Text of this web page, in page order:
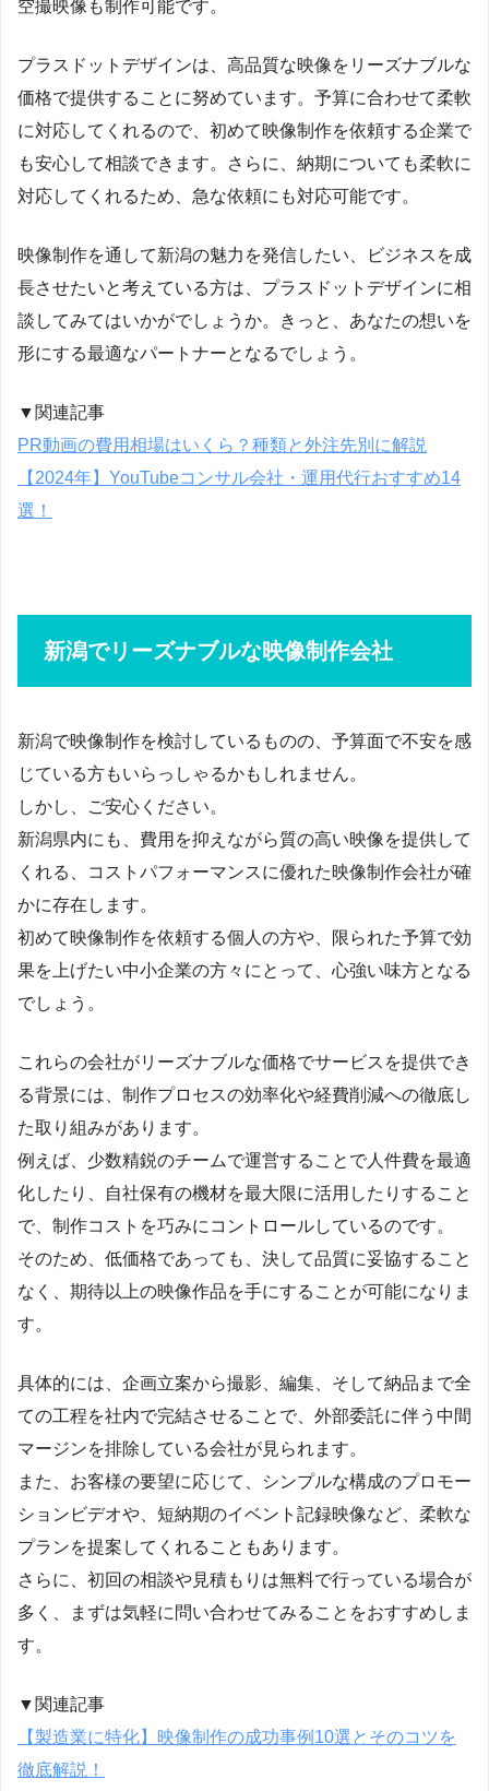
空撮映像も制作可能です。
プラスドットデザインは、高品質な映像をリーズナブルな
価格で提供することに努めています。予算に合わせて柔軟
に対応してくれるので、初めて映像制作を依頼する企業で
も安心して相談できます。さらに、納期についても柔軟に
対応してくれるため、急な依頼にも対応可能です。
映像制作を通して新潟の魅力を発信したい、ビジネスを成
長させたいと考えている方は、プラスドットデザインに相
談してみてはいかがでしょうか。きっと、あなたの想いを
形にする最適なパートナーとなるでしょう。
▼関連記事
PR動画の費用相場はいくら？種類と外注先別に解説
【2024年】YouTubeコンサル会社・運用代行おすすめ14
選！
新潟でリーズナブルな映像制作会社
新潟で映像制作を検討しているものの、予算面で不安を感
じている方もいらっしゃるかもしれません。
しかし、ご安心ください。
新潟県内にも、費用を抑えながら質の高い映像を提供して
くれる、コストパフォーマンスに優れた映像制作会社が確
かに存在します。
初めて映像制作を依頼する個人の方や、限られた予算で効
果を上げたい中小企業の方々にとって、心強い味方となる
でしょう。
これらの会社がリーズナブルな価格でサービスを提供でき
る背景には、制作プロセスの効率化や経費削減への徹底し
た取り組みがあります。
例えば、少数精鋭のチームで運営することで人件費を最適
化したり、自社保有の機材を最大限に活用したりすること
で、制作コストを巧みにコントロールしているのです。
そのため、低価格であっても、決して品質に妥協すること
なく、期待以上の映像作品を手にすることが可能になりま
す。
具体的には、企画立案から撮影、編集、そして納品まで全
ての工程を社内で完結させることで、外部委託に伴う中間
マージンを排除している会社が見られます。
また、お客様の要望に応じて、シンプルな構成のプロモー
ションビデオや、短納期のイベント記録映像など、柔軟な
プランを提案してくれることもあります。
さらに、初回の相談や見積もりは無料で行っている場合が
多く、まずは気軽に問い合わせてみることをおすすめしま
す。
▼関連記事
【製造業に特化】映像制作の成功事例10選とそのコツを
徹底解説！